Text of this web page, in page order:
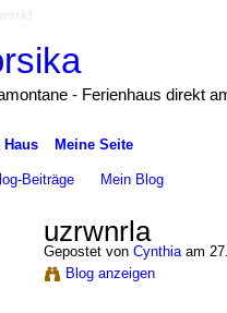
- Ferienhaus direkt
Haus Meine Seite
Beiträge Mein Blog
uzrwnrla
Gepostet von Cynthiaam
Blog anzeigen